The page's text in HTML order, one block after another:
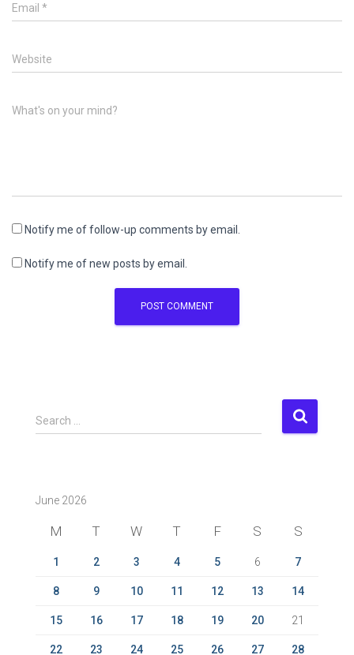
Email *
Website
What's on your mind?
Notify me of follow-up comments by email.
Notify me of new posts by email.
S
e
h
Search …
June 2026
M T W T F S S
1 2 3 4 5 6 7
8 9 10 11 12 13 14
15 16 17 18 19 20 21
22 23 24 25 26 27 28